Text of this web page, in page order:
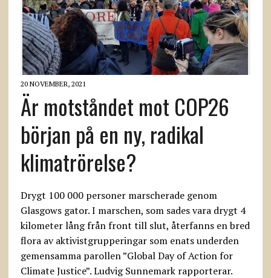
20 NOVEMBER, 2021
Är motståndet mot COP26
början på en ny, radikal
klimatrörelse?
Drygt 100 000 personer marscherade genom
Glasgows gator. I marschen, som sades vara drygt 4
kilometer lång från front till slut, återfanns en bred
flora av aktivistgrupperingar som enats underden
gemensamma parollen ”Global Day of Action for
Climate Justice”. Ludvig Sunnemark rapporterar.